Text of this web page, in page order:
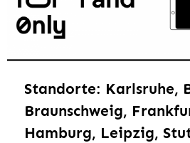
Standorte: Karlsruhe,
Braunschweig,
Hamburg, Leipzig,